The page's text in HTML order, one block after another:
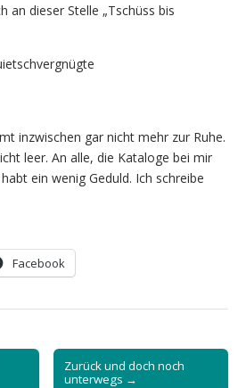
an dieser Stelle „Tschüss bis
inzwischen gar nicht mehr zur Ruhe.
leer. An alle, die Kataloge bei mir
ein wenig Geduld. Ich schreibe
Facebook
Zurück und doch noch
unterwegs →